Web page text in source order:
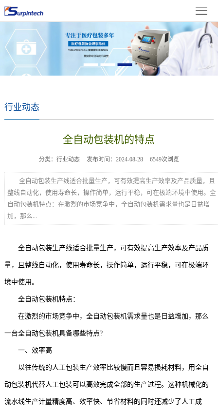
首
我
闻
讯
产
展
成
果
言
我
们
体
行业动态
全自动包装机的特点
分类：行业动态 发布时间：2024-08-28 6549次浏览
全自动包装生产线适合批量生产，可有效提高生产效率及产品质量，且
整线自动化，使用寿命长，操作简单，运行平稳，可在极端环境中使用。全
自动包装机特点：在激烈的市场竞争中，全自动包装机需求量也是日益增
加，那么...
全自动包装生产线适合批量生产，可有效提高生产效率及产品质
量，且整线自动化，使用寿命长，操作简单，运行平稳，可在极端环
境中使用。
全自动包装机特点：
在激烈的市场竞争中，全自动包装机需求量也是日益增加，那么
一台全自动包装机具备哪些特点?
一、效率高
以往传统的人工包装生产效率比较慢而且容易损耗材料，用全自
动包装机代替人工包装可以高效完成全部的生产过程。这种机械化的
流水线生产计量精度高、效率快、节省材料的同时还减少了人工成